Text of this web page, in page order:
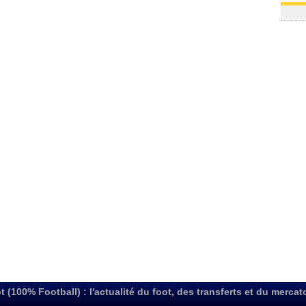
(100% Football) : l'actualité du foot, des transferts et du